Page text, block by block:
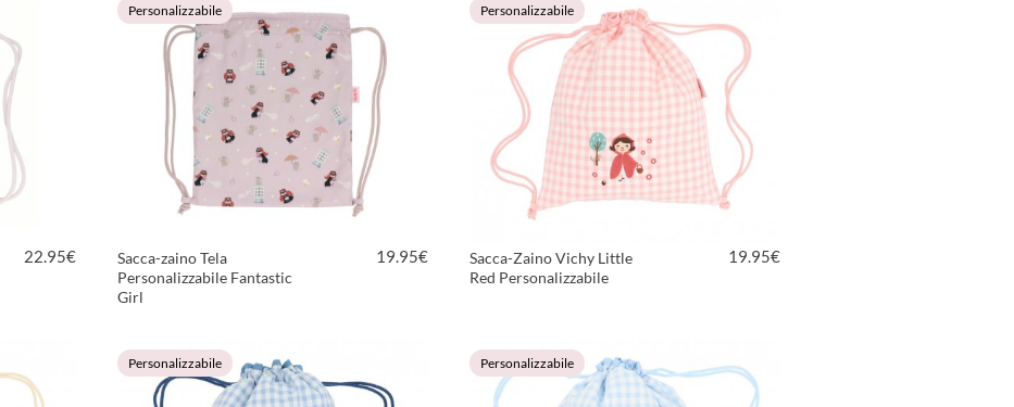
22.95€
Personalizzabile
Sacca-zaino Tela
Personalizzabile Fantastic
Girl
19.95€
Personalizzabile
Sacca-Zaino Vichy Little
Red Personalizzabile
19.95€
Personalizzabile Personalizzabile